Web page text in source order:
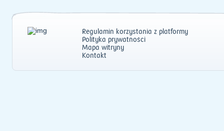
Regulamin korzystania z platformy
Polityka prywatności
Mapa witryny
Kontakt